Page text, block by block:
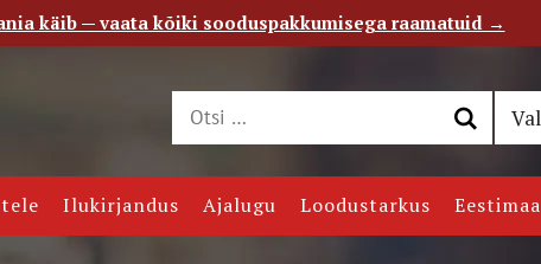
Kontakt
Ilukirjandus Ajalugu Loodustarkus Eestimaa
käib — vaata kõiki sooduspakkumisega raamatuid →